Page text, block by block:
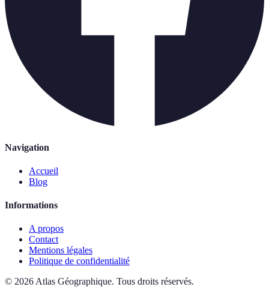
Navigation
Accueil
Blog
Informations
A propos
Contact
Mentions légales
Politique de confidentialité
© 2026 Atlas Géographique. Tous droits réservés.